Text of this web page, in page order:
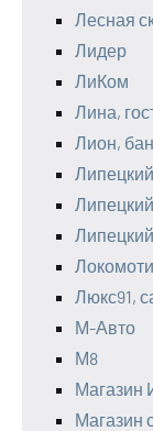
Лесная
Лидер
ЛиКом
Лина,
Лион,
Люкс91,
М-Авто
М8
Магазин
Магазин